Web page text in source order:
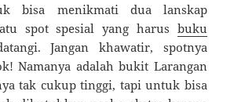
bisa menikmati dua lanskap
spot spesial yang harus buku
Jangan khawatir, spotnya
Namanya adalah bukit Larangan
tak cukup tinggi, tapi untuk bisa